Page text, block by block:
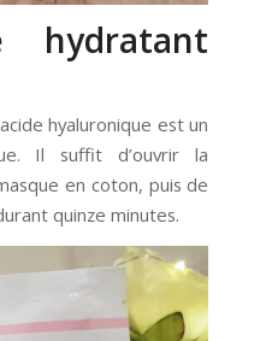
hydratant
hyaluronique est un
Il suffit d’ouvrir la
en coton, puis de
quinze minutes.